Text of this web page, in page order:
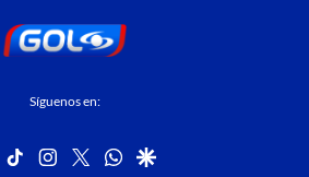
Síguenos en:
facebook
tiktok instagram
twitterwhatsapp
google